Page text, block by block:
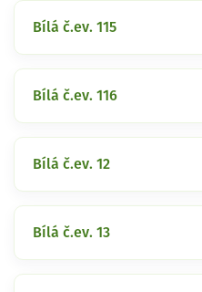
Bílá č.ev. 115
Bílá č.ev. 116
Bílá č.ev. 12
Bílá č.ev. 13